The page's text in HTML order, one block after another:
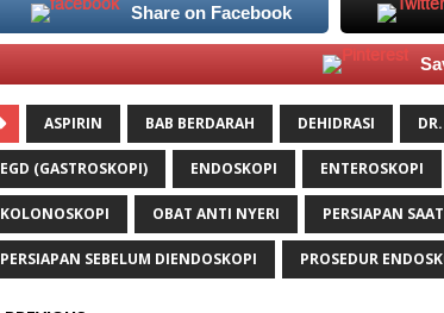
Share on Facebook
ASPIRIN BAB BERDARAH DEHIDRASI
EGD (GASTROSKOPI) ENDOSKOPI ENTEROSKOPI
KOLONOSKOPI OBAT ANTI NYERI PERSIAPAN
PERSIAPAN SEBELUM DIENDOSKOPI PROSEDUR